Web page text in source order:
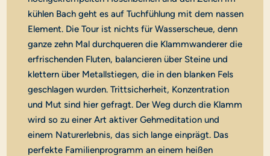
kühlen Bach geht es auf Tuchfühlung mit dem nassen
Element. Die Tour ist nichts für Wasserscheue, denn
ganze zehn Mal durchqueren die Klammwanderer die
erfrischenden Fluten, balancieren über Steine und
klettern über Metallstiegen, die in den blanken Fels
geschlagen wurden. Trittsicherheit, Konzentration
und Mut sind hier gefragt. Der Weg durch die Klamm
wird so zu einer Art aktiver Gehmeditation und
einem Naturerlebnis, das sich lange einprägt. Das
perfekte Familienprogramm an einem heißen